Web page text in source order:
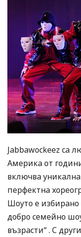
Jabbawockeez са
Америка от
включва
перфектна
Шоуто е
добро семейно
възрасти“ . С